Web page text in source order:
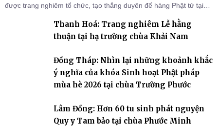
được trang nghiêm tổ chức, tạo thắng duyên để hàng Phật tử tại
Thanh Hoá: Trang nghiêm Lễ hằng
thuận tại hạ trường chùa Khải Nam
Đồng Tháp: Nhìn lại những khoảnh khắc
ý nghĩa của khóa Sinh hoạt Phật pháp
mùa hè 2026 tại chùa Trường Phước
Lâm Đồng: Hơn 60 tu sinh phát nguyện
Quy y Tam bảo tại chùa Phước Minh